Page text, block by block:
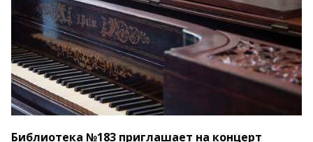
Библиотека №183 приглашает на концерт